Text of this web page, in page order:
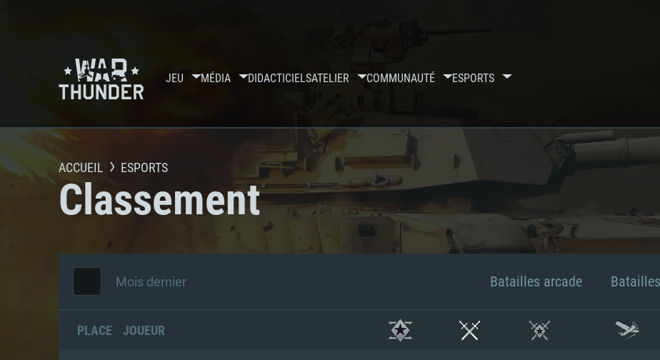
JEU MÉDIA DIDACTICIELSATELIER COMMUNAUTÉ ESPORTS
ACCUEIL ESPORTS
Classement
Mois dernier Batailles arcade
PLACE JOUEUR